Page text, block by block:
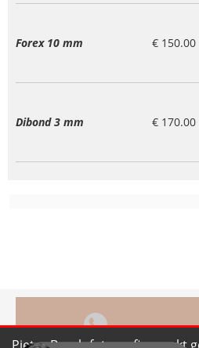
Forex 10 mm € 150.00
Dibond 3 mm € 170.00